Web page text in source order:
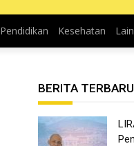
Pendidikan Kesehatan
BERITA TERBARU